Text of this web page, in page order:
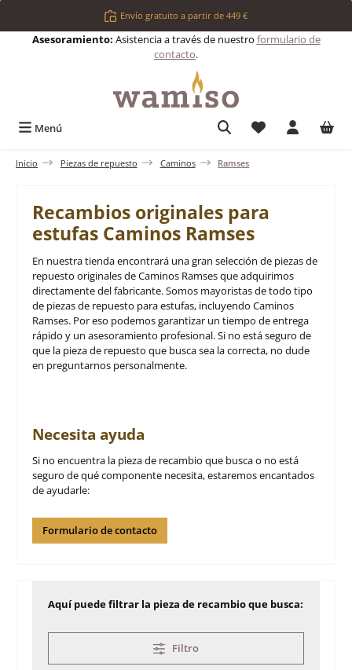
Saltar al contenido principalEnvío gratuito a partir de 449 €
Asesoramiento: Asistencia a través de nuestro formulario de
contacto.
Menú Tienes 0
Inicio Piezas de repuesto Caminos Ramses
Recambios originales para
estufas Caminos Ramses
En nuestra tienda encontrará una gran selección de piezas de
repuesto originales de Caminos Ramses que adquirimos
directamente del fabricante. Somos mayoristas de todo tipo
de piezas de repuesto para estufas, incluyendo Caminos
Ramses. Por eso podemos garantizar un tiempo de entrega
rápido y un asesoramiento profesional. Si no está seguro de
que la pieza de repuesto que busca sea la correcta, no dude
en preguntarnos personalmente.
Necesita ayuda
Si no encuentra la pieza de recambio que busca o no está
seguro de qué componente necesita, estaremos encantados
de ayudarle:
Formulario de contacto
Aquí puede filtrar la pieza de recambio que busca:
Filtro